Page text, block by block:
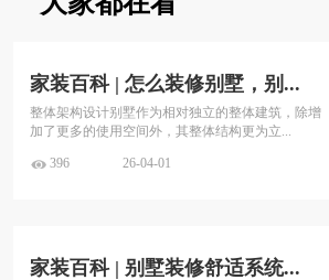
家装百科| 怎么装修别墅，别...
整体架构设计别墅作为相对独立的整体建筑，除增
加了更多的使用空间外，其整体结构更为立...
396 26-04-01
家装百科| 别墅装修舒适系统...